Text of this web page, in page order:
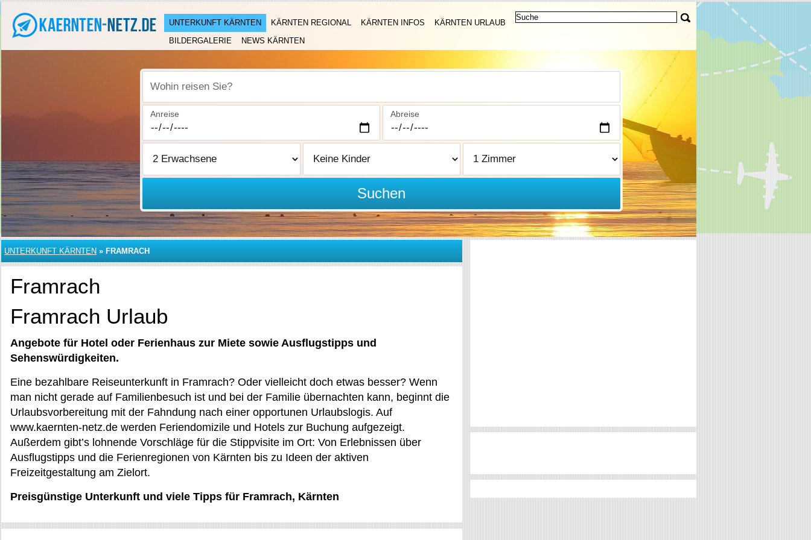
UNTERKUNFT KÄRNTEN KÄRNTEN REGIONAL KÄRNTEN INFOS
KÄRNTEN URLAUB
BILDERGALERIE
NEWS KÄRNTEN
Wohin reisen Sie?
Anreise Abreise
Suchen
UNTERKUNFT KÄRNTEN » FRAMRACH
Framrach
Framrach Urlaub
Angebote für Hotel oder Ferienhaus zur Miete sowie Ausflugstipps und
Sehenswürdigkeiten.
Eine bezahlbare Reiseunterkunft in Framrach? Oder vielleicht doch etwas besser? Wenn
man nicht gerade auf Familienbesuch ist und bei der Familie übernachten kann, beginnt die
Urlaubsvorbereitung mit der Fahndung nach einer opportunen Urlaubslogis. Auf
www.kaernten-netz.de werden Feriendomizile und Hotels zur Buchung aufgezeigt.
Außerdem gibt’s lohnende Vorschläge für die Stippvisite im Ort: Von Erlebnissen über
Ausflugstipps und die Ferienregionen von Kärnten bis zu Ideen der aktiven
Freizeitgestaltung am Zielort.
Preisgünstige Unterkunft und viele Tipps für Framrach, Kärnten